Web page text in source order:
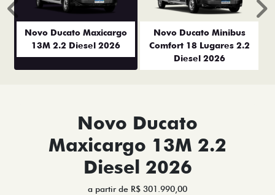
Novo Ducato Maxicargo
13M 2.2 Diesel 2026
Novo Ducato Minibus
Comfort 18 Lugares 2.2
Diesel 2026
Anterior
Novo Ducato
Maxicargo 13M 2.2
Diesel 2026
a partir de R$ 301.990,00